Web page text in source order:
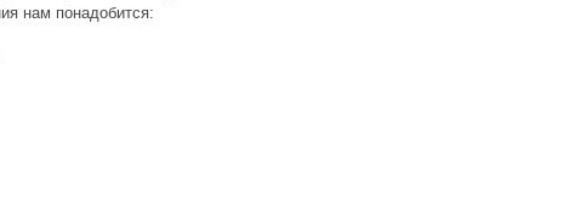
нам понадобится: